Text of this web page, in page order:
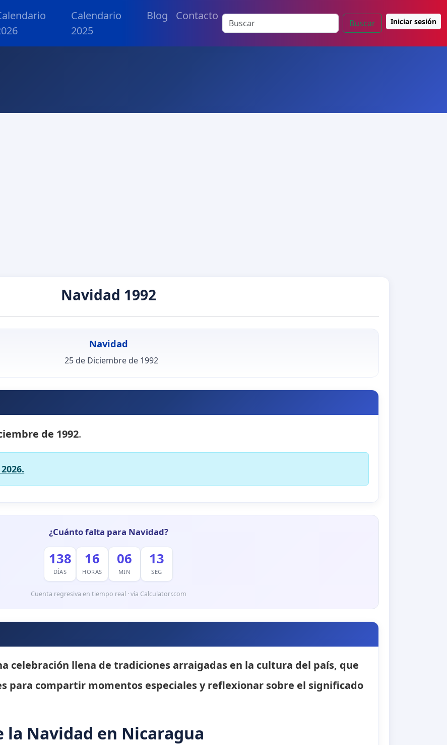
Calendario
2025
Blog Contacto
Buscar Iniciar sesión
Navidad 1992
Navidad
25 de Diciembre de 1992
de 1992.
¿Cuánto falta para Navidad?
138
DÍAS
16
HORAS
06
MIN
12
SEG
Cuenta regresiva en tiempo real · vía Calculatorr.com
celebración llena de tradiciones arraigadas en la cultura del país, que
para compartir momentos especiales y reflexionar sobre el significado
Navidad en Nicaragua